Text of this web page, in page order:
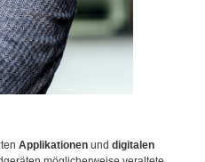
Applikationen und digitalen